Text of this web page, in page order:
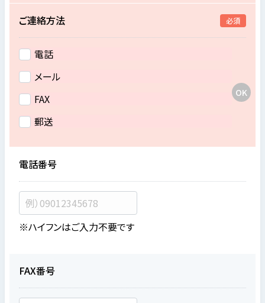
ご連絡方法 必須
電話
メール
FAX
郵送
電話番号
※ハイフンはご入力不要です
FAX番号